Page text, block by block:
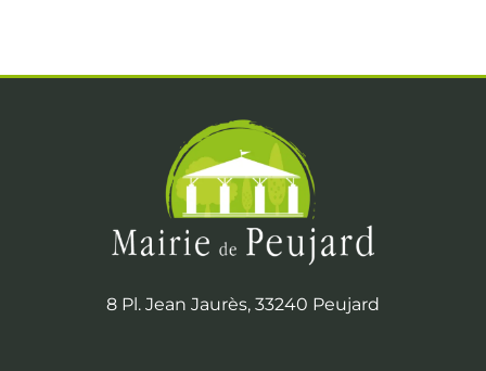
8 Pl. Jean Jaurès, 33240 Peujard